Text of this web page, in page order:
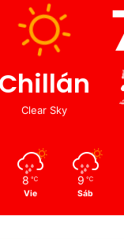
Chillán
Clear Sky
8 ℃
Vie
9 ℃
Sáb